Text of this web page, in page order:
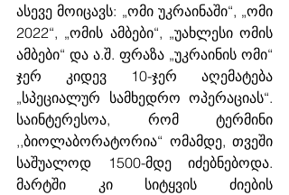
ასევე მოიცავს: „ომი უკრაინაში“, „ომი
2022“, „ომის ამბები“, „უახლესი ომის
ამბები“ და ა.შ. ფრაზა „უკრაინის ომი“
ჯერ კიდევ 10-ჯერ აღემატება
„სპეციალურ სამხედრო ოპერაციას“.
საინტერესოა, რომ ტერმინი
,,ბიოლაბორატორია“ ომამდე, თვეში
საშუალოდ 1500-მდე იძებნებოდა.
მარტში კი სიტყვის ძიების